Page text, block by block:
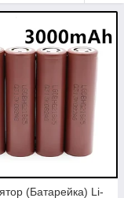
ёмкость,
Доставка по
крутящий
меньше
(Батарейка) Li-